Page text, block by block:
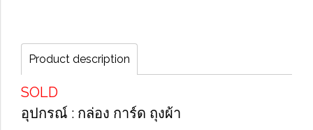
Product description
SOLD
อุปกรณ์​ : กล่อง​ การ์ด​ ถุง​ผ้า​